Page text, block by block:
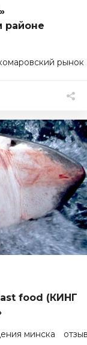
районе
рынок
food (КИНГ
минска